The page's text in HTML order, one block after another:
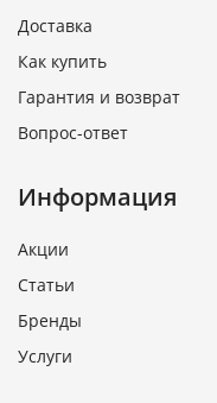
Доставка
Как купить
Гарантия и возврат
Вопрос-ответ
Информация
Акции
Статьи
Бренды
Услуги